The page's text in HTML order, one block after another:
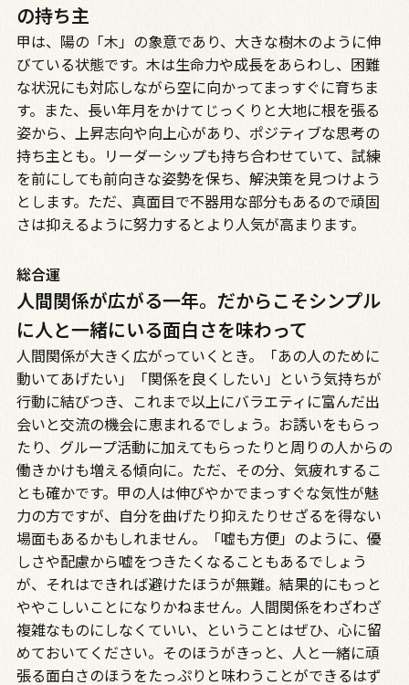
の持ち主
甲は、陽の「木」の象意であり、大きな樹木のように伸
びている状態です。木は生命力や成長をあらわし、困難
な状況にも対応しながら空に向かってまっすぐに育ちま
す。また、長い年月をかけてじっくりと大地に根を張る
姿から、上昇志向や向上心があり、ポジティブな思考の
持ち主とも。リーダーシップも持ち合わせていて、試練
を前にしても前向きな姿勢を保ち、解決策を見つけよう
とします。ただ、真面目で不器用な部分もあるので頑固
さは抑えるように努力するとより人気が高まります。
総合運
人間関係が広がる一年。だからこそシンプル
に人と一緒にいる面白さを味わって
人間関係が大きく広がっていくとき。「あの人のために
動いてあげたい」「関係を良くしたい」という気持ちが
行動に結びつき、これまで以上にバラエティに富んだ出
会いと交流の機会に恵まれるでしょう。お誘いをもらっ
たり、グループ活動に加えてもらったりと周りの人からの
働きかけも増える傾向に。ただ、その分、気疲れするこ
とも確かです。甲の人は伸びやかでまっすぐな気性が魅
力の方ですが、自分を曲げたり抑えたりせざるを得ない
場面もあるかもしれません。「嘘も方便」のように、優
しさや配慮から嘘をつきたくなることもあるでしょう
が、それはできれば避けたほうが無難。結果的にもっと
ややこしいことになりかねません。人間関係をわざわざ
複雑なものにしなくていい、ということはぜひ、心に留
めておいてください。そのほうがきっと、人と一緒に頑
張る面白さのほうをたっぷりと味わうことができるはず